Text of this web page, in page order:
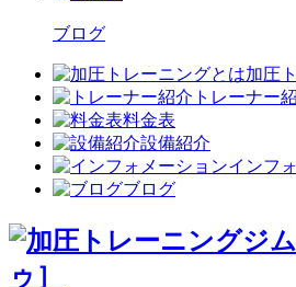
ブログ
加圧
トレーナー
料金表
設備紹介
インフ
ブログ